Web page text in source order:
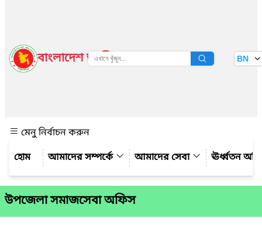
বাংলাদেশ জাতীয় তথ্য বাতায়ন BN
মেনু নির্বাচন করুন
আমাদের সম্পর্কে
আমাদের সেবা ঊর্ধ্বতন
উপজেলা সমাজসেবা অফিস